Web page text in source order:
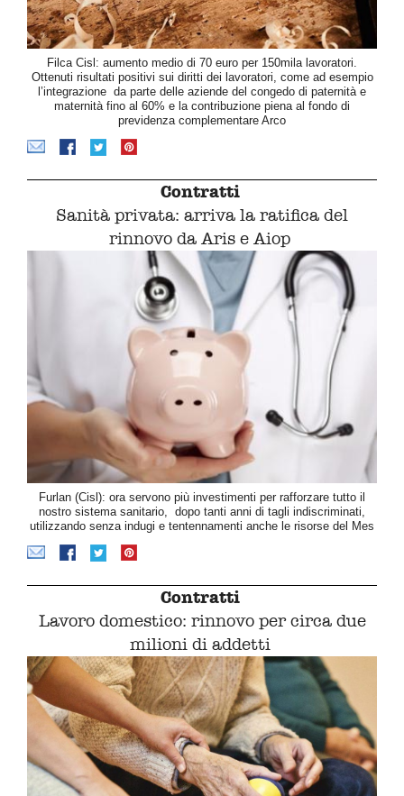
Filca Cisl: aumento medio di 70 euro per 150mila lavoratori.
Ottenuti risultati positivi sui diritti dei lavoratori, come ad esempio
l’integrazione da parte delle aziende del congedo di paternità e
maternità fino al 60% e la contribuzione piena al fondo di
previdenza complementare Arco
Contratti
Sanità privata: arriva la ratifica del
rinnovo da Aris e Aiop
Furlan (Cisl): ora servono più investimenti per rafforzare tutto il
nostro sistema sanitario, dopo tanti anni di tagli indiscriminati,
utilizzando senza indugi e tentennamenti anche le risorse del Mes
Contratti
Lavoro domestico: rinnovo per circa due
milioni di addetti